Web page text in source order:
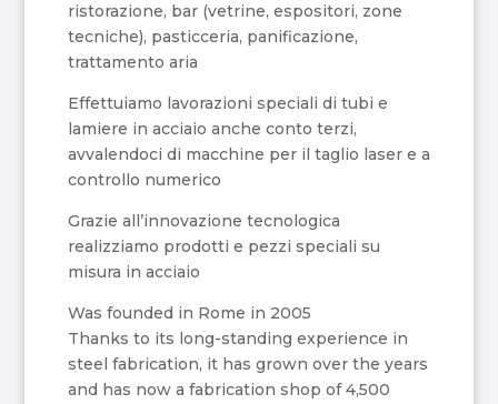
ristorazione, bar (vetrine, espositori, zone
tecniche), pasticceria, panificazione,
trattamento aria
Effettuiamo lavorazioni speciali di tubi e
lamiere in acciaio anche conto terzi,
avvalendoci di macchine per il taglio laser e a
controllo numerico
Grazie all’innovazione tecnologica
realizziamo prodotti e pezzi speciali su
misura in acciaio
Was founded in Rome in 2005
Thanks to its long-standing experience in
steel fabrication, it has grown over the years
and has now a fabrication shop of 4,500